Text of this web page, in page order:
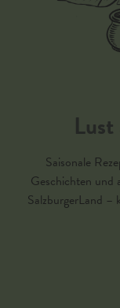
Saisonale
Geschichten und
SalzburgerLand –